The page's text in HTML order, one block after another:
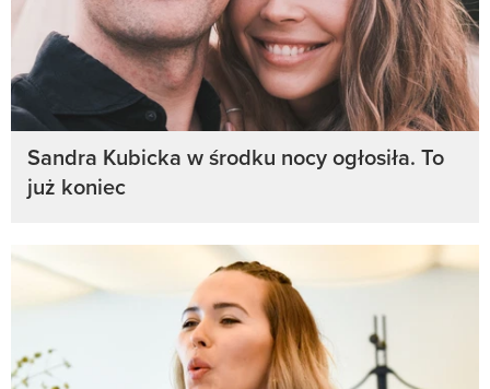
Sandra Kubicka w środku nocy ogłosiła. To
już koniec